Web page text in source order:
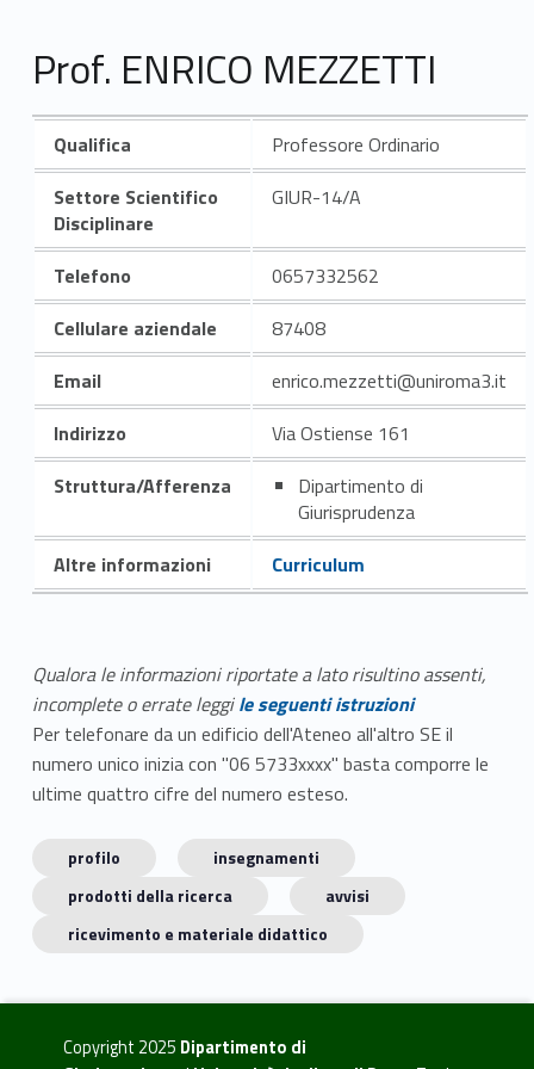
Prof. ENRICO MEZZETTI
Qualifica
Professore Ordinario
Settore Scientifico
Disciplinare
GIUR-14/A
Telefono
0657332562
Cellulare aziendale
87408
Email
enrico.mezzetti@uniroma3.it
Indirizzo
Via Ostiense 161
Struttura/Afferenza
Dipartimento di
Giurisprudenza
Altre informazioni
Curriculum
Qualora le informazioni riportate a lato risultino assenti,
incomplete o errate leggile seguenti istruzioni
Per telefonare da un edificio dell'Ateneo all'altro SE il
numero unico inizia con "06 5733xxxx" basta comporre le
ultime quattro cifre del numero esteso.
profilo
insegnamenti
prodotti della ricerca
avvisi
ricevimento e materiale didattico
Copyright 2025 Dipartimento di